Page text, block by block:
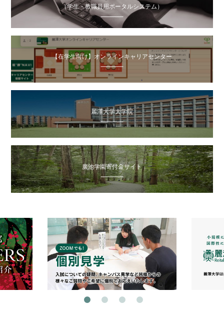
（学生・教職員用ポータルシステム）
【在学生向け】オンラインキャリアセンター
麗澤大学大学院
廣池学園寄付金サイト